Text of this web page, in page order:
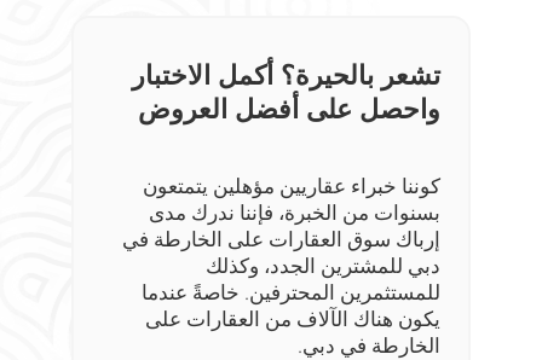
تشعر بالحيرة؟ أكمل الاختبار
واحصل على أفضل العروض
كوننا خبراء عقاريين مؤهلين يتمتعون
بسنوات من الخبرة، فإننا ندرك مدى
إرباك سوق العقارات على الخارطة في
دبي للمشترين الجدد، وكذلك
للمستثمرين المحترفين. خاصةً عندما
يكون هناك الآلاف من العقارات على
الخارطة في دبي.